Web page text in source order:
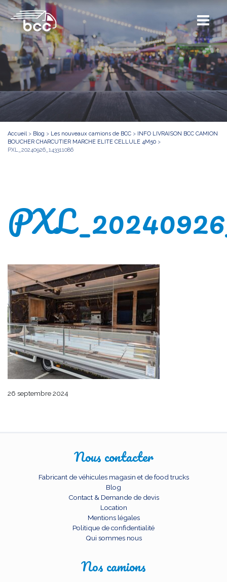
Accueil> Blog > Les nouveaux camions de BCC > INFO LIVRAISON BCC CAMION
BOUCHER CHARCUTIER MARCHE ELITE CELLULE 4M50 >
PXL_20240926_143311086
26 septembre 2024
Nous contacter
Fabricant de véhicules magasin et de food trucks
Blog
Contact & Demande de devis
Location
Mentions légales
Politique de confidentialité
Qui sommes nous
Nos camions